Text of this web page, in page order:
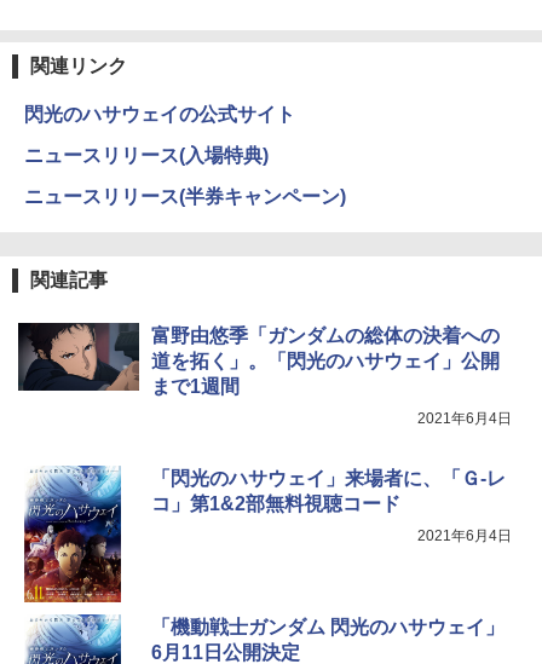
関連リンク
閃光のハサウェイの公式サイト
ニュースリリース(入場特典)
ニュースリリース(半券キャンペーン)
関連記事
富野由悠季「ガンダムの総体の決着への
道を拓く」。「閃光のハサウェイ」公開
まで1週間
2021年6月4日
「閃光のハサウェイ」来場者に、「Ｇ-レ
コ」第1&2部無料視聴コード
2021年6月4日
「機動戦士ガンダム 閃光のハサウェイ」
6月11日公開決定